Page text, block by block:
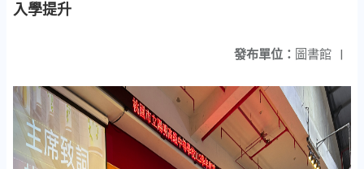
入學提升
發布單位： 圖書館 |